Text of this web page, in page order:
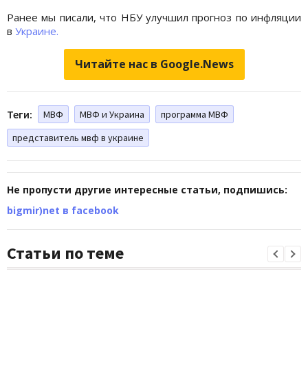
Ранее мы писали, что НБУ улучшил прогноз по инфляции
в Украине.
Читайте нас в Google.News
Теги: МВФ МВФ и Украина
программа МВФ
представитель мвф в украине
Не пропусти другие интересные статьи, подпишись:
bigmir)net в facebook
Статьи по теме